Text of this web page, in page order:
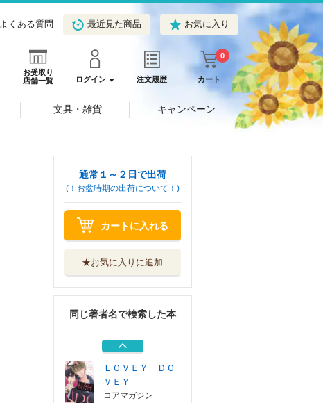
よくある質問 最近見た商品 お気に入り
お受取り
店舗一覧
ログイン 注文履歴 カート
0
文具・雑貨 キャンペーン
通常１～２日で出荷
(！お盆時期の出荷について！)
カートに入れる
★お気に入りに追加
同じ著者名で検索した本
ブルー・ド・ロワ
４
ブルー・ド・ロワ
コアマガジン
ブルー・ド・ロワ
２
コアマガジン
ＬＯＶＥＹ ＤＯ
ＶＥＹ
コアマガジン